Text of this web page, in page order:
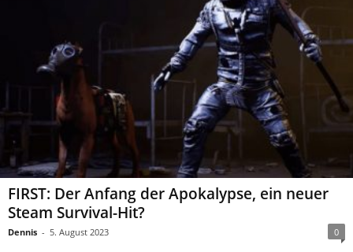
FIRST: Der Anfang der Apokalypse, ein neuer
Steam Survival-Hit?
Dennis - 5. August 2023 0